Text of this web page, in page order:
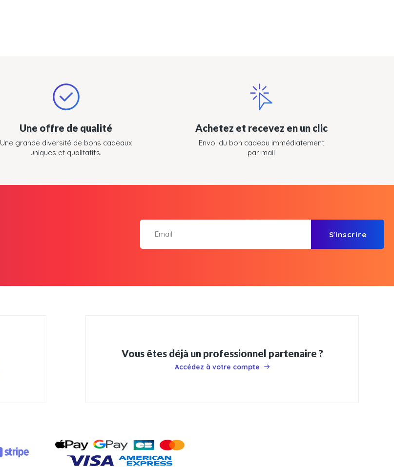
Une offre de qualité
Une grande diversité de bons cadeaux
uniques et qualitatifs.
Achetez et recevez en un clic
Envoi du bon cadeau immédiatement
par mail
S'inscrire
Vous êtes déjà un professionnel partenaire ?
Accédez à votre compte